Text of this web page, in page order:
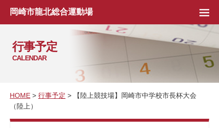
岡崎市龍北総合運動場
行事予定
CALENDAR
HOME > 行事予定 > 【陸上競技場】岡崎市中学校市長杯大会
（陸上）